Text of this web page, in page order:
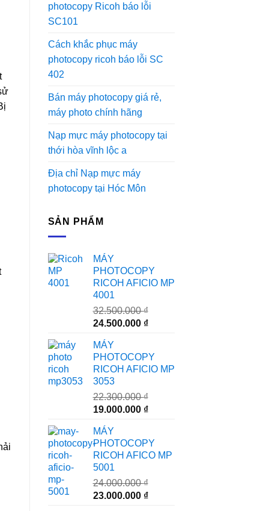
photocopy Ricoh báo lỗi
SC101
Cách khắc phục máy
photocopy ricoh báo lỗi SC
402
Bán máy photocopy giá rẻ,
máy photo chính hãng
Nạp mực máy photocopy tại
thới hòa vĩnh lộc a
Địa chỉ Nạp mực máy
photocopy tại Hóc Môn
SẢN PHẨM
MÁY
PHOTOCOPY
RICOH AFICIO MP
4001
32.500.000₫
Giá
là:
32.500.000 ₫.
24.500.000 ₫Giá
là:
24.500.000 ₫.
MÁY
PHOTOCOPY
RICOH AFICIO MP
3053
22.300.000₫
Giá
là:
22.300.000 ₫.
19.000.000 ₫Giá
là:
19.000.000 ₫.
MÁY
PHOTOCOPY
RICOH AFICO MP
5001
24.000.000₫
Giá
23.000.000 ₫Giá